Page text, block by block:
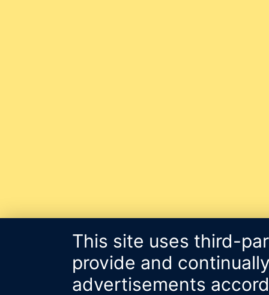
This site uses third-
provide and
advertisements